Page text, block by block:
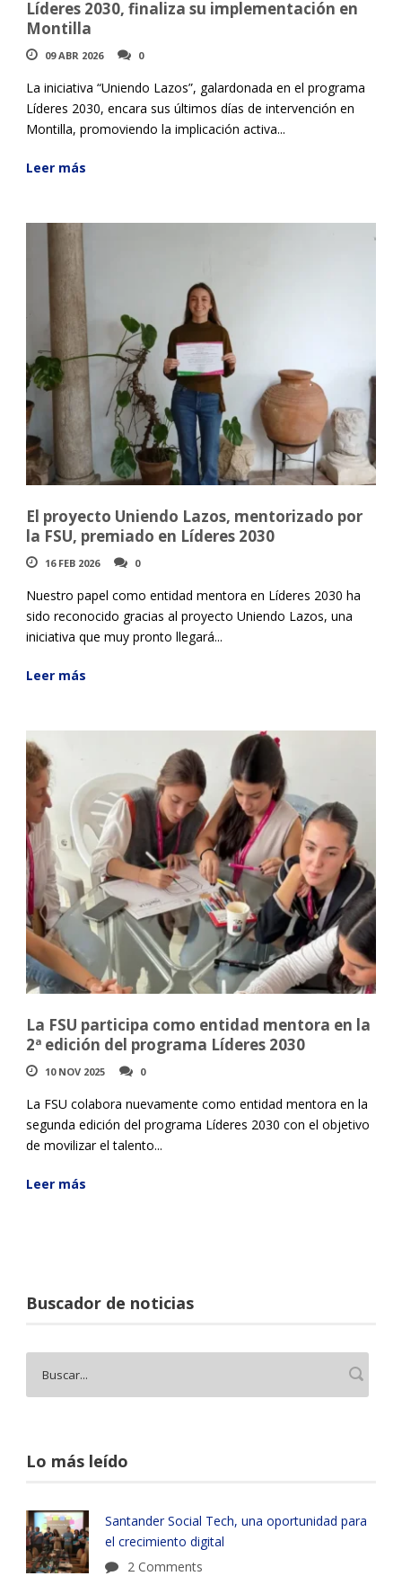
Líderes 2030, finaliza su implementación en
Montilla
09 ABR 2026 0
La iniciativa “Uniendo Lazos”, galardonada en el programa
Líderes 2030, encara sus últimos días de intervención en
Montilla, promoviendo la implicación activa...
Leer más
El proyecto Uniendo Lazos, mentorizado por
la FSU, premiado en Líderes 2030
16 FEB 2026 0
Nuestro papel como entidad mentora en Líderes 2030 ha
sido reconocido gracias al proyecto Uniendo Lazos, una
iniciativa que muy pronto llegará...
Leer más
La FSU participa como entidad mentora en la
2ª edición del programa Líderes 2030
10 NOV 2025 0
La FSU colabora nuevamente como entidad mentora en la
segunda edición del programa Líderes 2030 con el objetivo
de movilizar el talento...
Leer más
Buscador de noticias
Lo más leído
Santander Social Tech, una oportunidad para
el crecimiento digital
2 Comments